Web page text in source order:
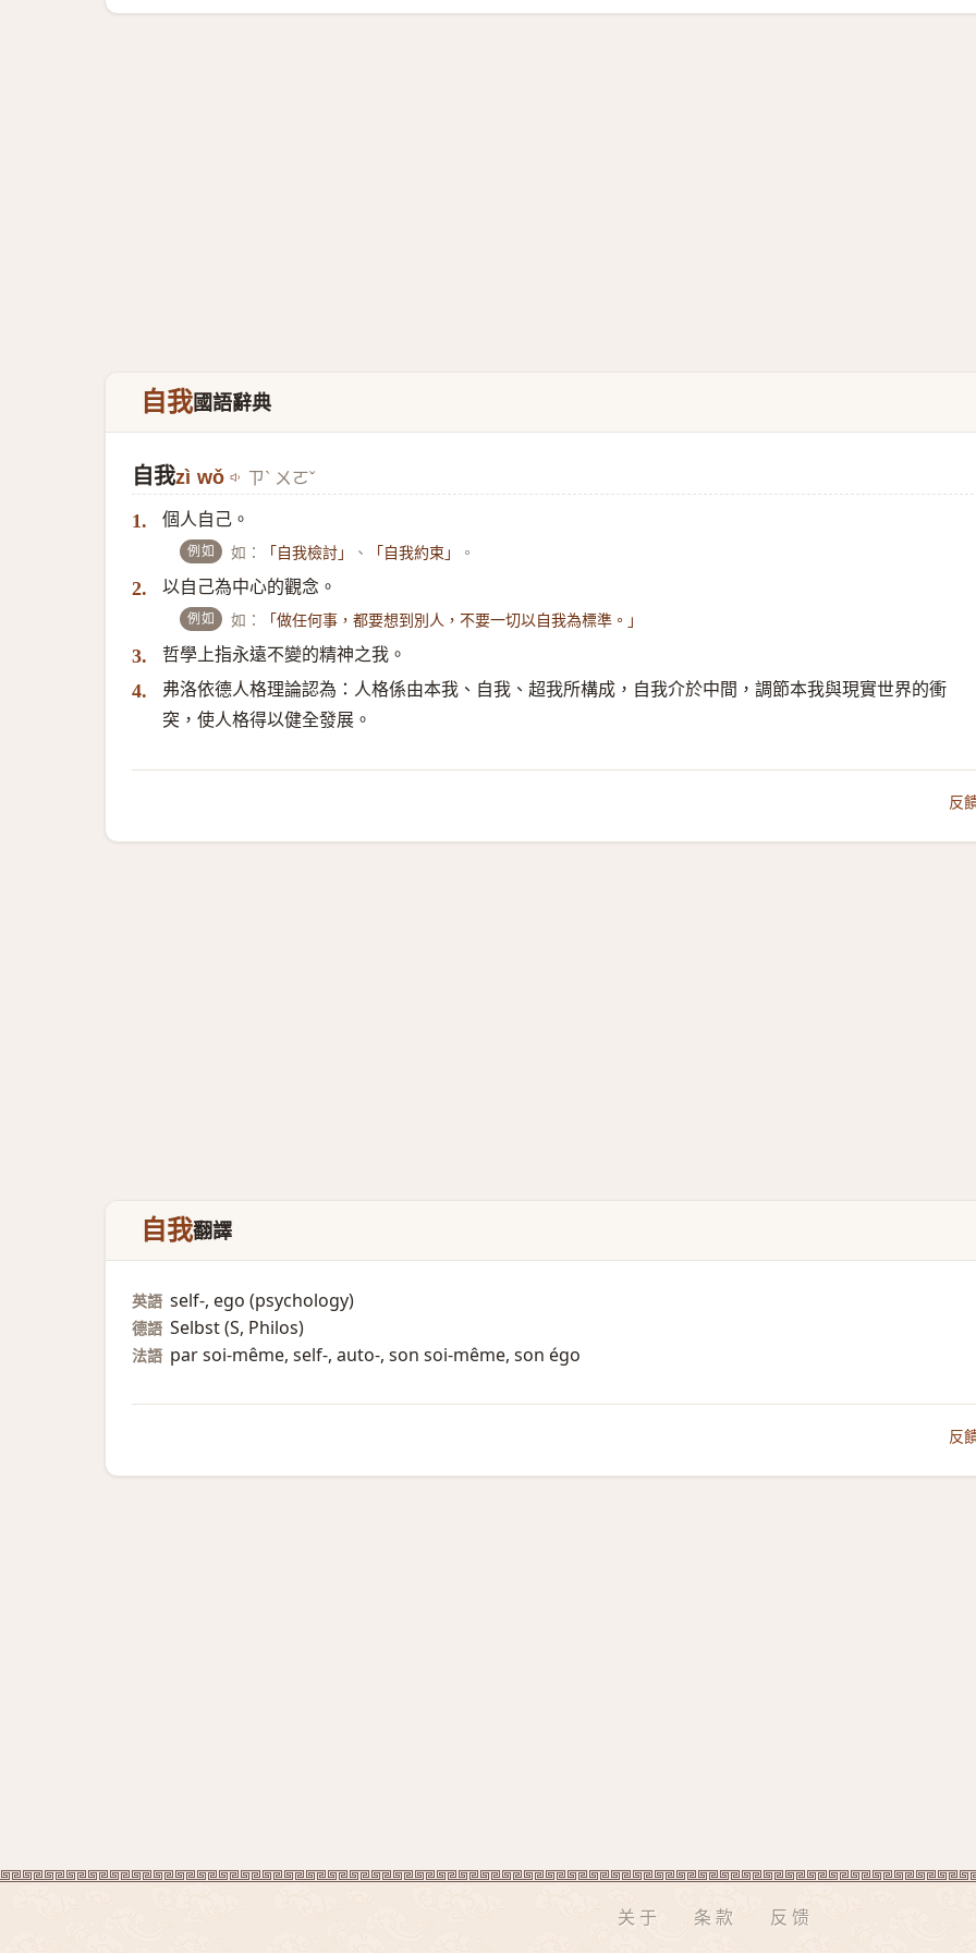
自我國語辭典
自我zì wǒ ㄗˋ ㄨㄛˇ
1. 個人自己。
例如 如： 「自我檢討」 、 「自我約束」 。
2. 以自己為中心的觀念。
例如 如： 「做任何事，都要想到別人，不要一切以自我為標準。」
3. 哲學上指永遠不變的精神之我。
4.
弗洛依德人格理論認為：人格係由本我、自我、超我所構成，自我介於中間，調節本我與現實世界的衝
突，使人格得以健全發展。
反
自我翻譯
英語 self-, ego (psychology)​
德語 Selbst (S, Philos)​
法語 par soi-même, self-, auto-, son soi-même, son égo
反
关于 条款 反馈